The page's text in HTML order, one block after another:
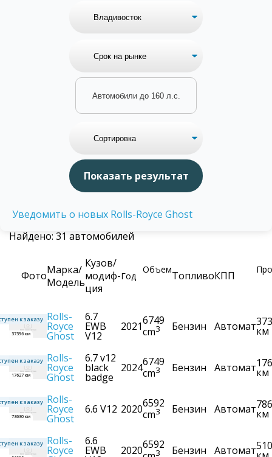
Автомобили до 160 л.с.
Уведомить о новых Rolls-Royce Ghost
Найдено: 31 автомобилей
ФотоМарка/
Модель
Кузов/
модиф-
ция
Год
ОбъемТопливоКПП
к заказу
37396 км
Rolls-
Royce
Ghost
6.7
EWB
V12
20216749
cm3 Бензин Автоматкм
к заказу
17627 км
Rolls-
Royce
Ghost
6.7 v12
black
badge
20246749
cm3 Бензин Автоматкм
к заказу
78630 км
Rolls-
Royce
Ghost
6.6 V12 20206592
cm3 Бензин Автоматкм
к заказу Rolls-
Royce
6.6
EWB 20206592
3 Бензин Автомат